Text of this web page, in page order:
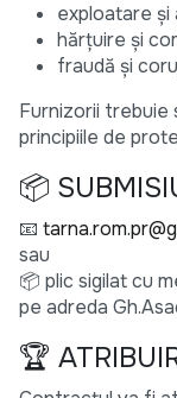
exploatare și
hărțuire și
fraudă și
Furnizorii trebuie
principiile de
📦
📧
sau
📦 plic sigilat cu
pe adreda
🏆